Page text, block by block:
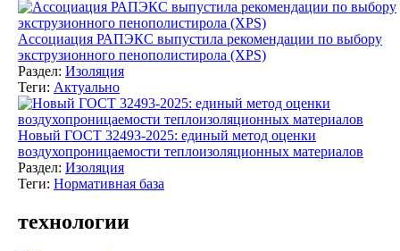
Ассоциация РАПЭКС выпустила рекомендации по выбору
экструзионного пенополистирола (XPS)
Раздел: Изоляция
Теги: Актуально
Новый ГОСТ 32493-2025: единый метод оценки
воздухопроницаемости теплоизоляционных материалов
Раздел: Изоляция
Теги: Нормативная база
технологии